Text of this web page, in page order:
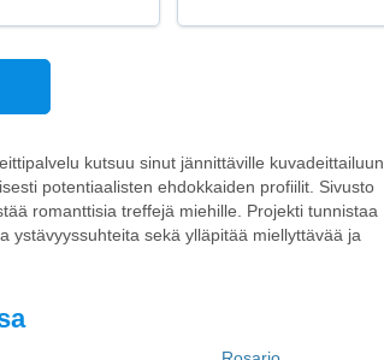
kutsuu sinut jännittäville kuvadeittailuun,
potentiaalisten ehdokkaiden profiilit. Sivusto
romanttisia treffejä miehille. Projekti tunnistaa
ystävyyssuhteita sekä ylläpitää miellyttävää ja